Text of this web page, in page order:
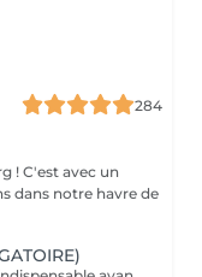
284
un
dans notre havre de